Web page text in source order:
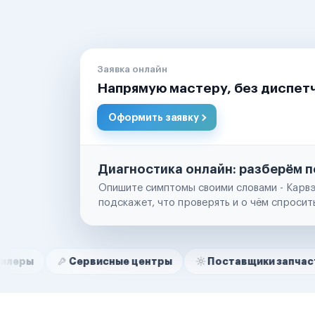
Заявка онлайн
Напрямую мастеру, без
Оформить заявку
Диагностика онлайн: разберём
Опишите симптомы своими словами -
подскажет, что проверять и о чём
Нам доверяют
Сервисные центры Поставщики запчастей
Маркетплейсы